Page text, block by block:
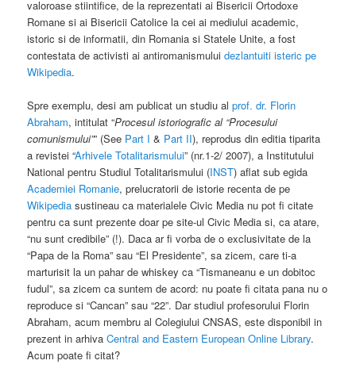
valoroase stiintifice, de la reprezentati ai Bisericii Ortodoxe
Romane si ai Bisericii Catolice la cei ai mediului academic,
istoric si de informatii, din Romania si Statele Unite, a fost
contestata de activisti ai antiromanismuluidezlantuiti isteric pe
Wikipedia.
Spre exemplu, desi am publicat un studiu alprof. dr. Florin
Abraham, intitulat “Procesul istoriografic al “Procesului
comunismului”” (See Part I & Part II), reprodus din editia tiparita
a revistei “Arhivele Totalitarismului” (nr.1-2/ 2007), a Institutului
National pentru Studiul Totalitarismului (INST) aflat sub egida
Academiei Romanie, prelucratorii de istorie recenta de pe
Wikipedia sustineau ca materialele Civic Media nu pot fi citate
pentru ca sunt prezente doar pe site-ul Civic Media si, ca atare,
“nu sunt credibile” (!). Daca ar fi vorba de o exclusivitate de la
“Papa de la Roma” sau “El Presidente”, sa zicem, care ti-a
marturisit la un pahar de whiskey ca “Tismaneanu e un dobitoc
fudul”, sa zicem ca suntem de acord: nu poate fi citata pana nu o
reproduce si “Cancan” sau “22”. Dar studiul profesorului Florin
Abraham, acum membru al Colegiului CNSAS, este disponibil in
prezent in arhivaCentral and Eastern European Online Library.
Acum poate fi citat?